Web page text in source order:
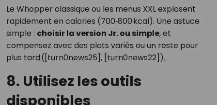
Le Whopper classique ou les menus XXL explosent
rapidement en calories (700‑800 kcal). Une astuce
simple : choisir la version Jr. ou simple, et
compensez avec des plats variés ou un reste pour
plus tard ([turn0news25], [turn0news22]).
8. Utilisez les outils
disponibles